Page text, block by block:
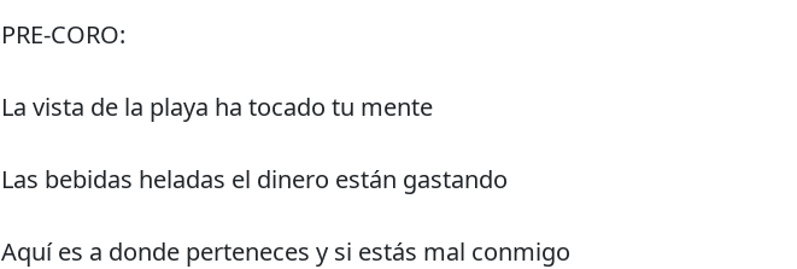
PRE-CORO:
La vista de la playa ha tocado tu mente
Las bebidas heladas el dinero están gastando
Aquí es a donde perteneces y si estás mal conmigo